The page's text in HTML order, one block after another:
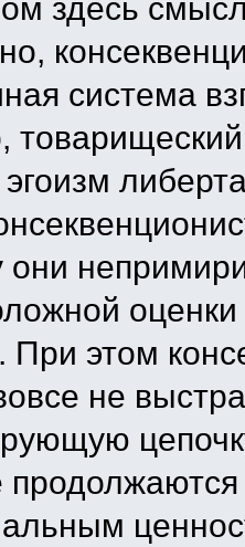
система
они
оценки
При этом
не